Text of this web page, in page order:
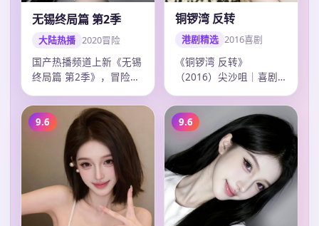
无锡终局篇 第2季
大陆热播 2020冒险
国产热播频道上新《无锡
终局篇 第2季》，冒险剧
度精准，20…
铜锣湾 反转
港剧精选 2016喜剧
《铜锣湾 反转》
（2016）尖沙咀｜喜剧
华，主演郭富城、刘德…
9.6 9.6